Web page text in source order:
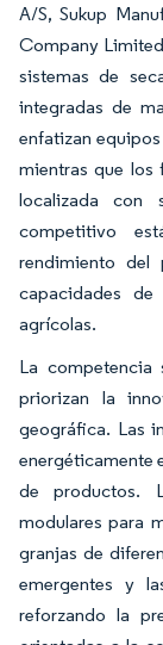
A/S, Sukup
Company
sistemas de
integradas de
enfatizan
mientras que los
localizada con
competitivo
rendimiento del
capacidades
agrícolas.
La competencia
priorizan la
geográfica. Las
energéticamente
de productos.
modulares para
granjas de
emergentes y
reforzando la